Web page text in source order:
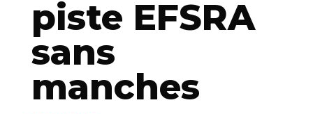
piste EFSRA
sans
manches